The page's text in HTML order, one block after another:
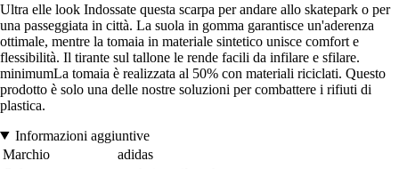
Ultra elle look Indossate questa scarpa per andare allo skatepark o per
una passeggiata in città. La suola in gomma garantisce un'aderenza
ottimale, mentre la tomaia in materiale sintetico unisce comfort e
flessibilità. Il tirante sul tallone le rende facili da infilare e sfilare.
minimumLa tomaia è realizzata al 50% con materiali riciclati. Questo
prodotto è solo una delle nostre soluzioni per combattere i rifiuti di
plastica.
Informazioni aggiuntive
Marchio
adidas